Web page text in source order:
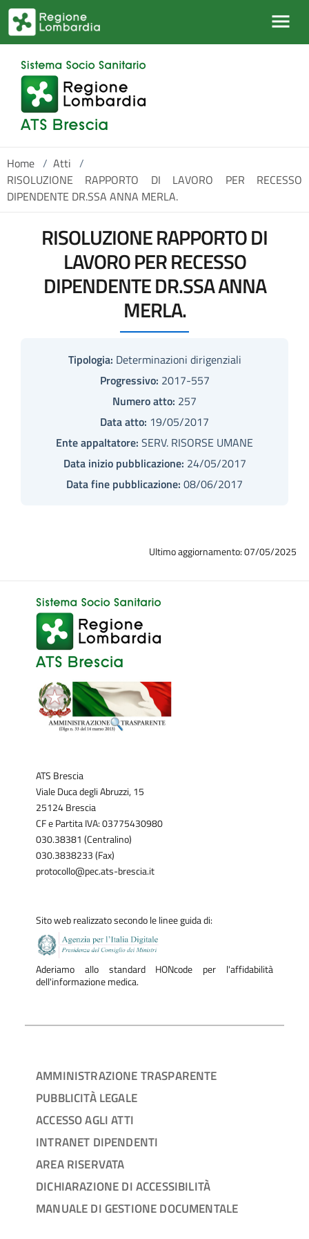
Salta al contenuto principale
Home / Atti /
RISOLUZIONE RAPPORTO DI LAVORO PER RECESSO
DIPENDENTE DR.SSA ANNA MERLA.
RISOLUZIONE RAPPORTO DI
LAVORO PER RECESSO
DIPENDENTE DR.SSA ANNA
MERLA.
Tipologia: Determinazioni dirigenziali
Progressivo: 2017-557
Numero atto: 257
Data atto: 19/05/2017
Ente appaltatore: SERV. RISORSE UMANE
Data inizio pubblicazione: 24/05/2017
Data fine pubblicazione: 08/06/2017
Ultimo aggiornamento: 07/05/2025
ATS Brescia
Viale Duca degli Abruzzi, 15
25124 Brescia
CF e Partita IVA: 03775430980
030.38381 (Centralino)
030.3838233 (Fax)
protocollo@pec.ats-brescia.it
Sito web realizzato secondo le linee guida di:
Aderiamo allo standard HONcode per l'affidabilità
dell'informazione medica.
AMMINISTRAZIONE TRASPARENTE
PUBBLICITÀ LEGALE
ACCESSO AGLI ATTI
INTRANET DIPENDENTI
AREA RISERVATA
DICHIARAZIONE DI ACCESSIBILITÀ
MANUALE DI GESTIONE DOCUMENTALE